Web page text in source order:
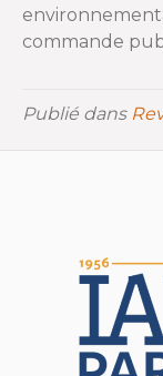
commande
Publié dans